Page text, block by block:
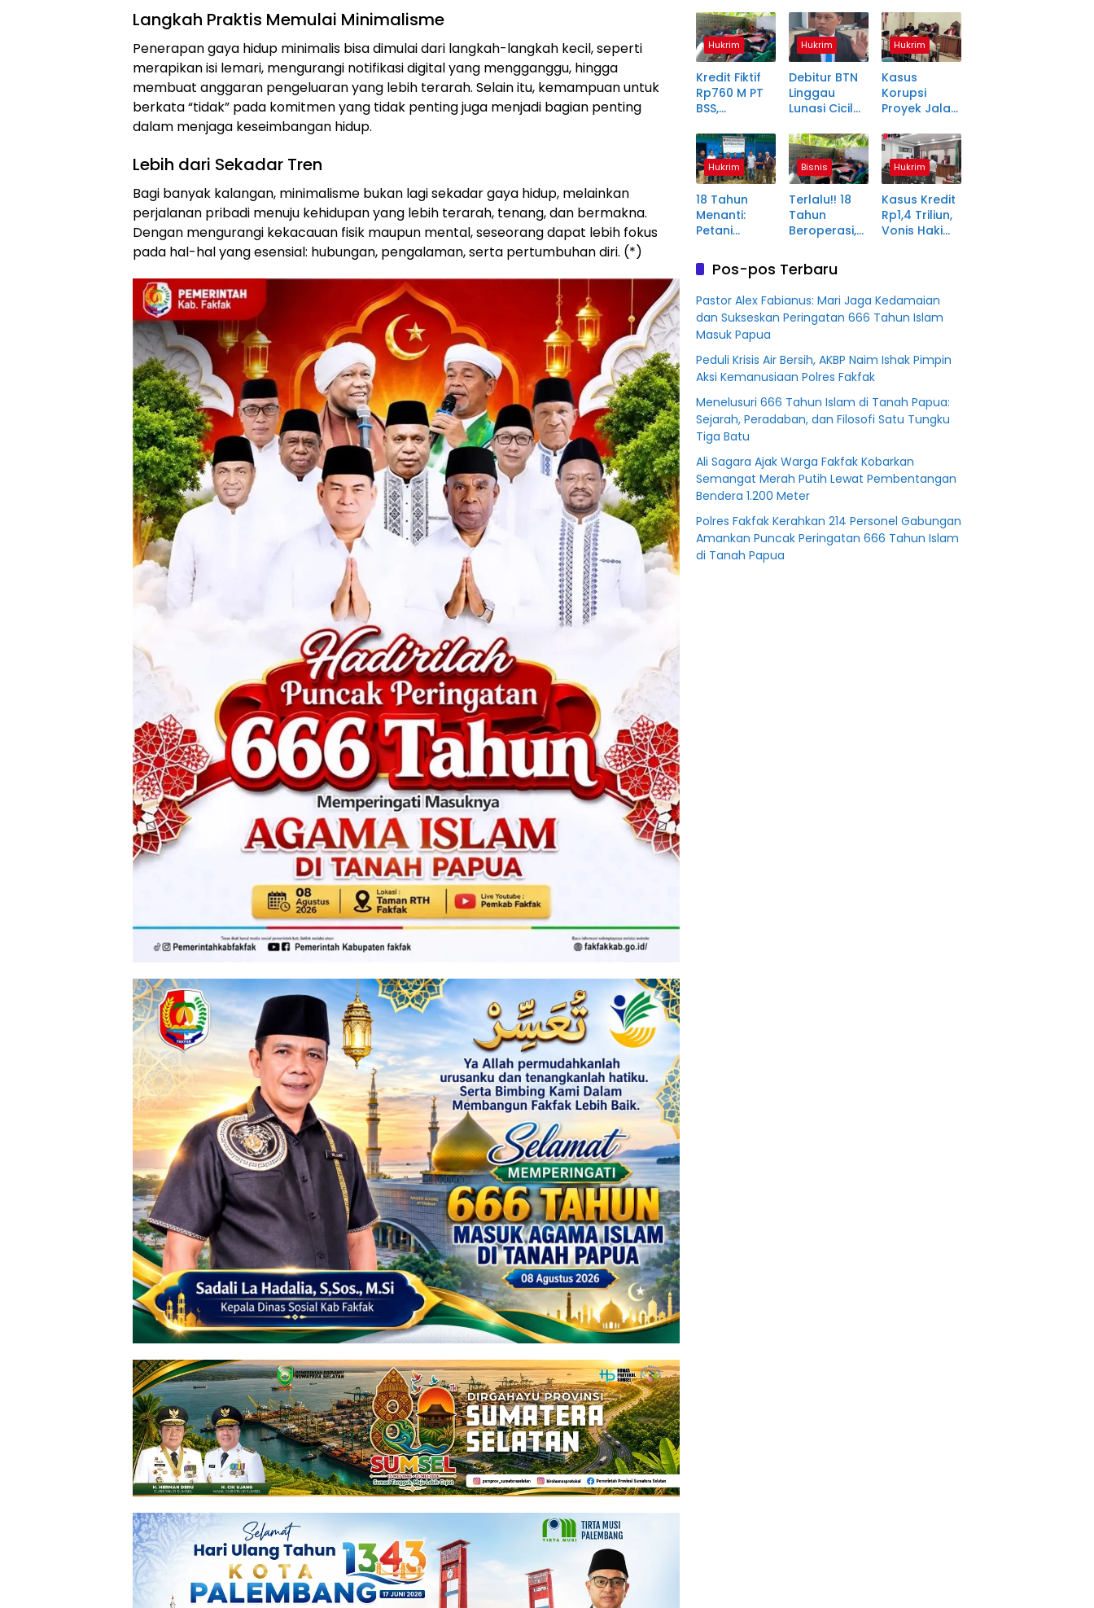
Langkah Praktis Memulai Minimalisme
Penerapan gaya hidup minimalis bisa dimulai dari langkah-langkah kecil, seperti
merapikan isi lemari, mengurangi notifikasi digital yang mengganggu, hingga
membuat anggaran pengeluaran yang lebih terarah. Selain itu, kemampuan untuk
berkata “tidak” pada komitmen yang tidak penting juga menjadi bagian penting
dalam menjaga keseimbangan hidup.
Lebih dari Sekadar Tren
Bagi banyak kalangan, minimalisme bukan lagi sekadar gaya hidup, melainkan
perjalanan pribadi menuju kehidupan yang lebih terarah, tenang, dan bermakna.
Dengan mengurangi kekacauan fisik maupun mental, seseorang dapat lebih fokus
pada hal-hal yang esensial: hubungan, pengalaman, serta pertumbuhan diri. (*)
Hukrim
Kredit Fiktif
Rp760 M PT
BSS,
Derita Petani
Plasma
Muratara
Hukrim
Debitur BTN
Linggau
Lunasi Cicilan
Lalu, SHM Tak
Kunjung
Diserahkan
Hukrim
Kasus
Korupsi
Proyek Jalan
di
Pagaralam
Memasuki
Babak Akhir,
Enam
Terdakwa
Dituntut 2,5
Hukrim
18 Tahun
Menanti:
Petani
Aringin Jadi
Korban
Kredit Fiktif
Rp760 M PT
BSS
Bisnis
Terlalu!! 18
Tahun
Beroperasi,
Diduga
Fiktifkan
Lahan Petani
Plasma Desa
Aringin
Hukrim
Kasus Kredit
Rp1,4 Triliun,
Vonis Hakim
Pos-pos Terbaru
Pastor Alex Fabianus: Mari Jaga Kedamaian
dan Sukseskan Peringatan 666 Tahun Islam
Masuk Papua
Peduli Krisis Air Bersih, AKBP Naim Ishak Pimpin
Aksi Kemanusiaan Polres Fakfak
Menelusuri 666 Tahun Islam di Tanah Papua:
Sejarah, Peradaban, dan Filosofi Satu Tungku
Tiga Batu
Ali Sagara Ajak Warga Fakfak Kobarkan
Semangat Merah Putih Lewat Pembentangan
Bendera 1.200 Meter
Polres Fakfak Kerahkan 214 Personel Gabungan
Amankan Puncak Peringatan 666 Tahun Islam
di Tanah Papua